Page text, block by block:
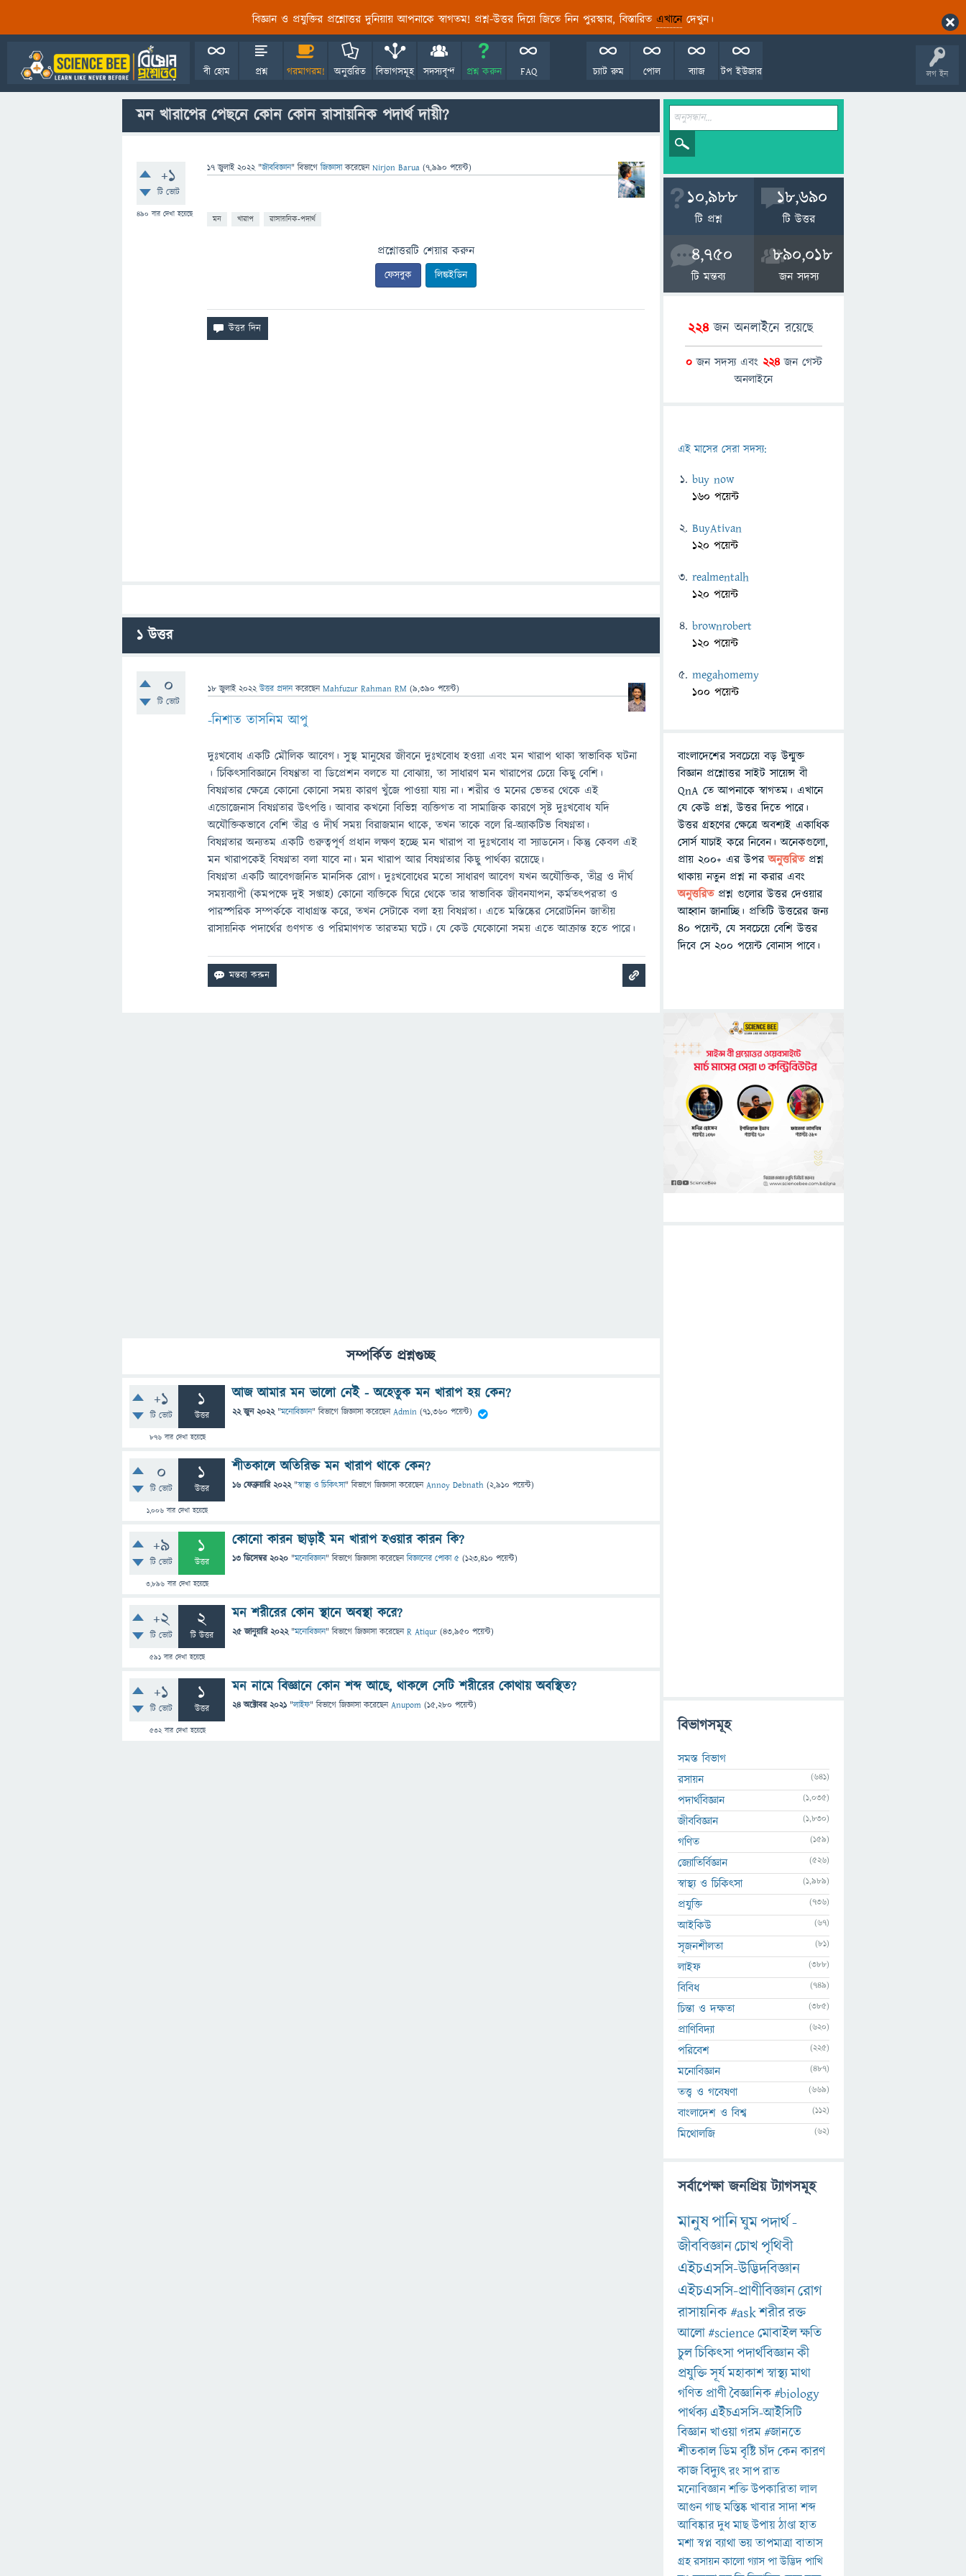
বিজ্ঞান ও প্রযুক্তির প্রশ্নোত্তর দুনিয়ায় আপনাকে স্বাগতম! প্রশ্ন-উত্তর দিয়ে জিতে নিন পুরস্কার, বিস্তারিত এখানেদেখুন।
লগ ইন
বী হোম প্রশ্ন গরমাগরম! অনুত্তরিত বিভাগসমূহ সদস্যবৃন্দ প্রশ্ন করুন FAQ টপ ইউজার
ব্যাজ
পোল
চ্যাট রুম
মন খারাপের পেছনে কোন কোন রাসায়নিক পদার্থ দায়ী?
+1
টি ভোট
490 বার দেখা হয়েছে
17 জুলাই 2022 "জীববিজ্ঞান" বিভাগে জিজ্ঞাসাকরেছেনNirjon Barua (7,990 পয়েন্ট)
মন খারাপ রাসায়নিক-পদার্থ
প্রশ্নোত্তরটি শেয়ার করুন
ফেসবুক লিঙ্কইডিন
1উত্তর
0
টি ভোট
18 জুলাই 2022 উত্তর প্রদান করেছেনMahfuzur Rahman RM (9,390 পয়েন্ট)
-নিশাত তাসনিম আপু
দুঃখবোধ একটি মৌলিক আবেগ। সুস্থ মানুষের জীবনে দুঃখবোধ হওয়া এবং মন খারাপ থাকা স্বাভাবিক ঘটনা
। চিকিৎসাবিজ্ঞানে বিষণ্ণতা বা ডিপ্রেশন বলতে যা বোঝায়, তা সাধারণ মন খারাপের চেয়ে কিছু বেশি।
বিষণ্নতার ক্ষেত্রে কোনো কোনো সময় কারণ খুঁজে পাওয়া যায় না। শরীর ও মনের ভেতর থেকে এই
এন্ডোজেনাস বিষণ্নতার উৎপত্তি। আবার কখনো বিভিন্ন ব্যক্তিগত বা সামাজিক কারণে সৃষ্ট দুঃখবোধ যদি
অযৌক্তিকভাবে বেশি তীব্র ও দীর্ঘ সময় বিরাজমান থাকে, তখন তাকে বলে রি-অ্যাকটিভ বিষণ্নতা।
বিষণ্নতার অন্যতম একটি গুরুত্বপূর্ণ প্রধান লক্ষণ হচ্ছে মন খারাপ বা দুঃখবোধ বা স্যাডনেস। কিন্তু কেবল এই
মন খারাপকেই বিষণ্নতা বলা যাবে না। মন খারাপ আর বিষণ্নতার কিছু পার্থক্য রয়েছে।
বিষণ্নতা একটি আবেগজনিত মানসিক রোগ। দুঃখবোধের মতো সাধারণ আবেগ যখন অযৌক্তিক, তীব্র ও দীর্ঘ
সময়ব্যাপী (কমপক্ষে দুই সপ্তাহ) কোনো ব্যক্তিকে ঘিরে থেকে তার স্বাভাবিক জীবনযাপন, কর্মতৎপরতা ও
পারস্পরিক সম্পর্ককে বাধাগ্রস্ত করে, তখন সেটাকে বলা হয় বিষণ্নতা। এতে মস্তিষ্কের সেরোটনিন জাতীয়
রাসায়নিক পদার্থের গুণগত ও পরিমাণগত তারতম্য ঘটে। যে কেউ যেকোনো সময় এতে আক্রান্ত হতে পারে।
সম্পর্কিত প্রশ্নগুচ্ছ
+1
টি ভোট
1
উত্তর
876বার দেখা হয়েছে
আজ আমার মন ভালো নেই - অহেতুক মন খারাপ হয় কেন?
22 জুন 2022 "মনোবিজ্ঞান" বিভাগে জিজ্ঞাসাকরেছেনAdmin (71,360 পয়েন্ট)
0
টি ভোট
1
উত্তর
1,006 বার দেখা হয়েছে
শীতকালে অতিরিক্ত মন খারাপ থাকে কেন?
16 ফেব্রুয়ারি 2022 "স্বাস্থ্য ও চিকিৎসা" বিভাগে জিজ্ঞাসাকরেছেনAnnoy Debnath (2,910 পয়েন্ট)
+9
টি ভোট
1
উত্তর
3,896 বার দেখা হয়েছে
কোনো কারন ছাড়াই মন খারাপ হওয়ার কারন কি?
13 ডিসেম্বর 2020 "মনোবিজ্ঞান" বিভাগে জিজ্ঞাসাকরেছেনবিজ্ঞানের পোকা ৫ (123,410 পয়েন্ট)
+2
টি ভোট
2
টি উত্তর
591 বার দেখা হয়েছে
মন শরীরের কোন স্থানে অবস্থা করে?
25 জানুয়ারি 2022 "মনোবিজ্ঞান" বিভাগে জিজ্ঞাসাকরেছেনR Atiqur (43,950 পয়েন্ট)
+1
টি ভোট
1
উত্তর
532বার দেখা হয়েছে
মন নামে বিজ্ঞানে কোন শব্দ আছে, থাকলে সেটি শরীরের কোথায় অবস্থিত?
24 অক্টোবর 2021 "লাইফ" বিভাগে জিজ্ঞাসাকরেছেনAnupom (15,280 পয়েন্ট)
10,988
টি প্রশ্ন
18,690
টি উত্তর
4,750
টি মন্তব্য
890,018
জন সদস্য
224জন অনলাইনে রয়েছে
0জন সদস্য এবং 224জন গেস্ট
অনলাইনে
এই মাসের সেরা সদস্য:
buy now
160 পয়েন্ট
BuyAtivan
120 পয়েন্ট
realmentalh
120 পয়েন্ট
brownrobert
120 পয়েন্ট
megahomemy
100 পয়েন্ট
বাংলাদেশের সবচেয়ে বড় উন্মুক্ত
বিজ্ঞান প্রশ্নোত্তর সাইট সায়েন্স বী
QnA তে আপনাকে স্বাগতম। এখানে
যে কেউ প্রশ্ন, উত্তর দিতে পারে।
উত্তর গ্রহণের ক্ষেত্রে অবশ্যই একাধিক
সোর্স যাচাই করে নিবেন। অনেকগুলো,
প্রায় ২০০+ এর উপরঅনুত্তরিতপ্রশ্ন
থাকায় নতুন প্রশ্ন না করার এবং
অনুত্তরিত প্রশ্ন গুলোর উত্তর দেওয়ার
আহ্বান জানাচ্ছি। প্রতিটি উত্তরের জন্য
৪০ পয়েন্ট, যে সবচেয়ে বেশি উত্তর
দিবে সে ২০০ পয়েন্ট বোনাস পাবে।
বিভাগসমূহ
সমস্ত বিভাগ
রসায়ন
(641)
পদার্থবিজ্ঞান (1,035)
জীববিজ্ঞান (1,830)
গণিত (159)
জ্যোতির্বিজ্ঞান (526)
স্বাস্থ্য ও চিকিৎসা (1,989)
প্রযুক্তি (736)
আইকিউ (67)
সৃজনশীলতা (81)
লাইফ (388)
বিবিধ (749)
চিন্তা ও দক্ষতা (385)
প্রাণিবিদ্যা (620)
পরিবেশ (225)
মনোবিজ্ঞান (487)
তত্ত্ব ও গবেষণা (669)
বাংলাদেশ ও বিশ্ব (112)
মিথোলজি (62)
সর্বাপেক্ষা জনপ্রিয় ট্যাগসমূহ
মানুষপানিঘুমপদার্থ-
জীববিজ্ঞানচোখপৃথিবী
এইচএসসি-উদ্ভিদবিজ্ঞান
এইচএসসি-প্রাণীবিজ্ঞানরোগ
রাসায়নিক#askশরীররক্ত
আলো#scienceমোবাইলক্ষতি
চুলচিকিৎসাপদার্থবিজ্ঞানকী
প্রযুক্তিসূর্যমহাকাশস্বাস্থ্যমাথা
গণিত প্রাণীবৈজ্ঞানিক#biology
পার্থক্য এইচএসসি-আইসিটি
বিজ্ঞানখাওয়াগরম#জানতে
শীতকালডিমবৃষ্টিচাঁদকেনকারণ
কাজবিদ্যুৎরংসাপরাত
মনোবিজ্ঞানশক্তিউপকারিতালাল
আগুনগাছমস্তিষ্কখাবারসাদাশব্দ
আবিষ্কারদুধমাছউপায়ঠাণ্ডাহাত
মশাস্বপ্নব্যাথাভয়তাপমাত্রাবাতাস
গ্রহরসায়নকালোগ্যাসপাউদ্ভিদপাখি